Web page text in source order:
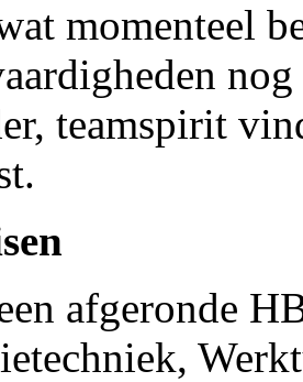
momenteel
teamspirit
afgeronde